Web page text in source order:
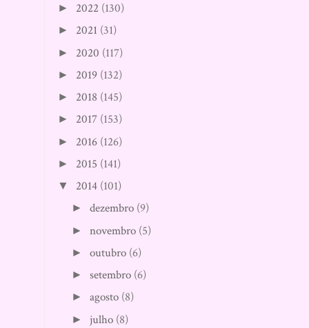
► 2022 (130)
► 2021 (31)
► 2020 (117)
► 2019 (132)
► 2018 (145)
► 2017 (153)
► 2016 (126)
► 2015 (141)
▼ 2014 (101)
►dezembro (9)
►novembro (5)
►outubro (6)
►setembro (6)
►agosto (8)
► julho (8)